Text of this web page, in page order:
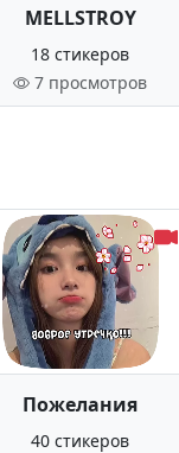
MELLSTROY
18 стикеров
7 просмотров
Пожелания
40 стикеров